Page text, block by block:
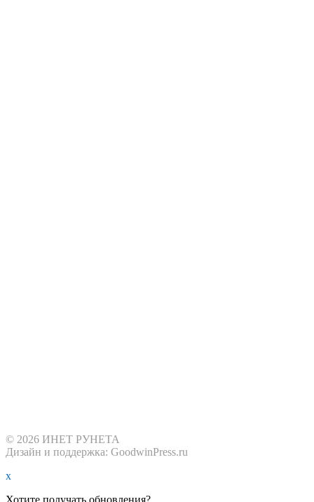
© 2026 ИНЕТ РУНЕТА
Дизайн и поддержка: GoodwinPress.ru
x